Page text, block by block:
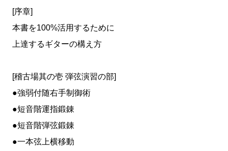
[序章]
本書を100%活用するために
上達するギターの構え方
[稽古場其の壱 弾弦演習の部]
●強弱付随右手制御術
●短音階運指鍛錬
●短音階弾弦鍛錬
●一本弦上横移動